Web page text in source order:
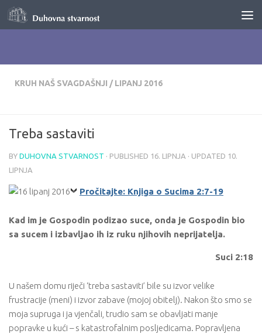
Skip to content
KRUH NAŠ SVAGDAŠNJI / LIPANJ 2016
Treba sastaviti
BY DUHOVNA STVARNOST · PUBLISHED 16. LIPNJA · UPDATED 10.
LIPNJA
Pročitajte: Knjiga o Sucima 2:7-19
Kad im je Gospodin podizao suce, onda je Gospodin bio
sa sucem i izbavljao ih iz ruku njihovih neprijatelja.
Suci 2:18
U našem domu riječi ‘treba sastaviti’ bile su izvor velike
frustracije (meni) i izvor zabave (mojoj obitelj). Nakon što smo se
moja supruga i ja vjenčali, trudio sam se obavljati manje
popravke u kući – s katastrofalnim posljedicama. Popravljena